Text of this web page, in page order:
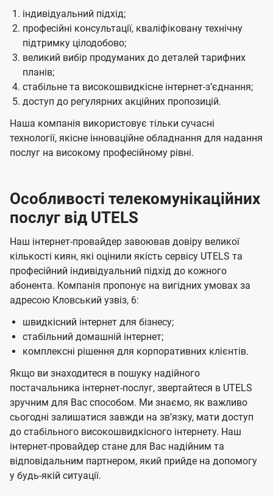
індивідуальний підхід;
професійні консультації, кваліфіковану технічну
підтримку цілодобово;
великий вибір продуманих до деталей тарифних
планів;
стабільне та високошвидкісне інтернет-зʼєднання;
доступ до регулярних акційних пропозицій.
Наша компанія використовує тільки сучасні
технології, якісне інноваційне обладнання для надання
послуг на високому професійному рівні.
Особливості телекомунікаційних
послуг від UTELS
Наш інтернет-провайдер завоював довіру великої
кількості киян, які оцінили якість сервісу UTELS та
професійний індивідуальний підхід до кожного
абонента. Компанія пропонує на вигідних умовах за
адресою Кловський узвіз, 6:
швидкісний інтернет для бізнесу;
стабільний домашній інтернет;
комплексні рішення для корпоративних клієнтів.
Якщо ви знаходитеся в пошуку надійного
постачальника інтернет-послуг, звертайтеся в UTELS
зручним для Вас способом. Ми знаємо, як важливо
сьогодні залишатися завжди на звʼязку, мати доступ
до стабільного високошвидкісного інтернету. Наш
інтернет-провайдер стане для Вас надійним та
відповідальним партнером, який прийде на допомогу
у будь-якій ситуації.